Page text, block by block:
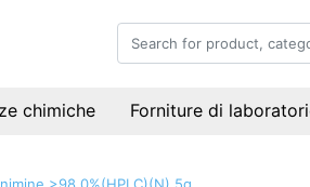
chimiche Forniture di